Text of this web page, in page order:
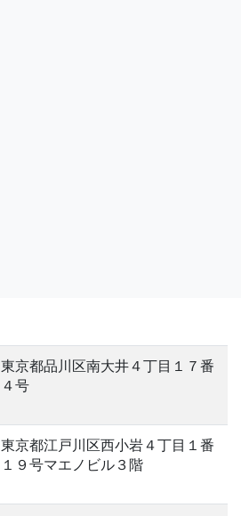
東京都品川区南大井４丁目１７番
４号
東京都江戸川区西小岩４丁目１番
１９号マエノビル３階